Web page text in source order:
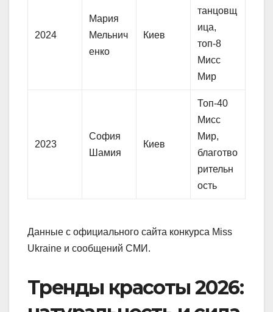
2024
Мария
Мельнич
енко
Киев
танцовщ
ица,
топ-8
Мисс
Мир
2023
София
Шамия
Киев
Топ-40
Мисс
Мир,
благотво
рительн
ость
Данные с официального сайта конкурса Miss
Ukraine и сообщений СМИ.
Тренды красоты 2026: